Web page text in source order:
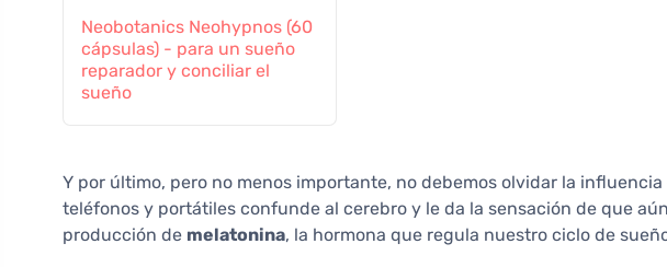
Neobotanics Neohypnos (60
cápsulas) - para un sueño
reparador y conciliar el
sueño
Y por último, pero no menos importante, no debemos olvidar la
teléfonos y portátiles confunde al cerebro y le da la sensación de que
producción de melatonina, la hormona que regula nuestro ciclo de